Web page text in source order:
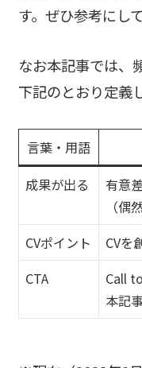
す。ぜひ参考にし
なお本記事では、
下記のとおり定義
言葉・用語
成果が出る
有意
（
CVポイント
CVを
CTA
Call
本記